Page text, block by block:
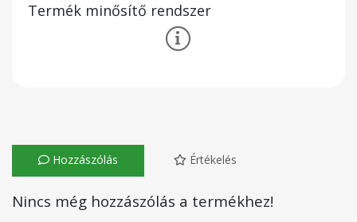
Termék minősítő rendszer
Hozzászólás Értékelés
Nincs még hozzászólás a termékhez!